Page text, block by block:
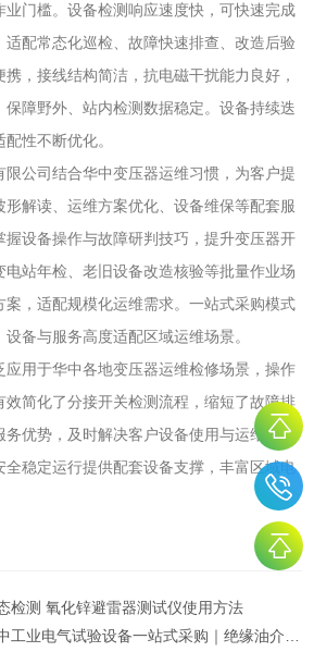
业门槛。设备检测响应速度快，可快速完成
配常态化巡检、故障快速排查、改造后验
，接线结构简洁，抗电磁干扰能力良好，
障野外、站内检测数据稳定。设备持续迭
性不断优化。
限公司结合华中变压器运维习惯，为客户提
解读、运维方案优化、设备维保等配套服
握设备操作与故障研判技巧，提升变压器开
电站年检、老旧设备改造核验等批量作业场
案，适配规模化运维需求。一站式采购模式
备与服务高度适配区域运维场景。
应用于华中各地变压器运维检修场景，操作
效简化了分接开关检测流程，缩短了故障排
务优势，及时解决客户设备使用与运维难
全稳定运行提供配套设备支撑，丰富区域电
检测 氧化锌避雷器测试仪使用方法
气试验设备一站式采购｜绝缘油介电强度测试仪采购解析